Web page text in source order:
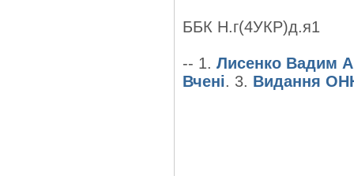
ББК Н.г(4УКР)д.я1
-- 1. Лисенко Вадим
Вчені. 3. Видання